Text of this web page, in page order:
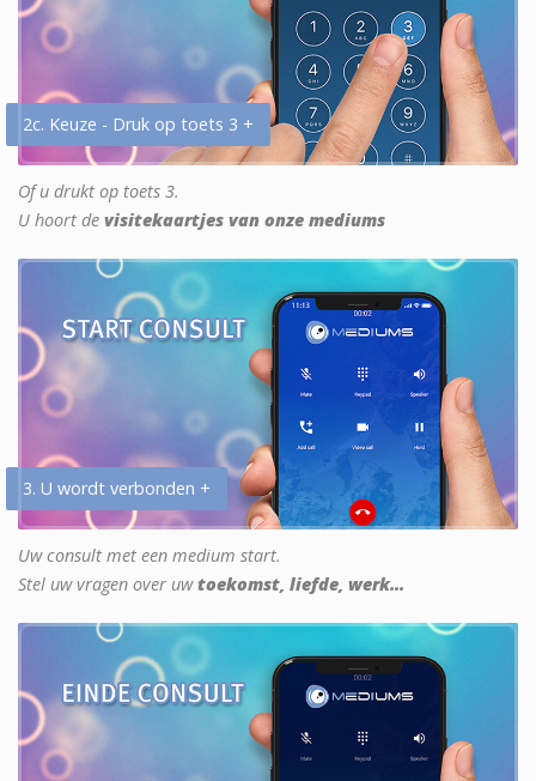
2c. Keuze - Druk op toets 3 +
Of u drukt op toets 3.
U hoort de visitekaartjes van onze mediums
3. U wordt verbonden +
Uw consult met een medium start.
Stel uw vragen over uwtoekomst, liefde, werk...